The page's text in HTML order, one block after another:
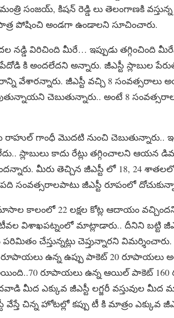
మంత్రి సంజయ్, కిషన్ రెడ్డి లు తెలంగాణకి
పాత్ర పోషించి అండగా ఉండాలని సూచించారు.
నడ్డి విరిచింది మీరే… ఇప్పుడు తగ్గించింది
కి అందలేదని అన్నారు. జీఎస్టీ స్లాబుల
జీఎస్టీ వచ్చి 8 సంవత్సరాలు
చెబుతున్నారు.. అంటే 8 సంవత్సరాలు
గాంధీ మొదటి నుంచి చెబుతున్నారు..
స్లాబులు కాదు రేట్లు తగ్గించాలని ఆయన
మీరు తెచ్చిన జీఎస్టీ లో 18, 24
సంవత్సరాలపాటు జీఎస్టీ రూపంలో
కాలంలో 22 లక్షల కోట్ల ఆదాయం వచ్చిందని
విశాఖపట్నంలో మాట్లాడారు.. దీనిని బట్టి జీఎస్టీ
చేస్తున్నట్లు చెప్తున్నారని
ఉన్న ఉప్పు పాకెట్ 20 రూపాయలు
రూపాయలు ఉన్న ఆయిల్ పాకెట్ 160
మీద ఎక్కువ జీఎస్టీ లగ్జరీ వస్తువుల మీద
వేస్తే చిన్న హోటల్లో కప్పు టీ కి మాత్రం ఎక్కువ